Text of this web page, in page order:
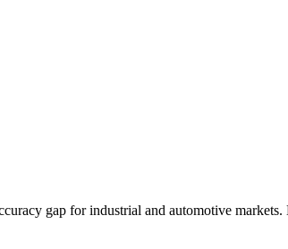
gap for industrial and automotive